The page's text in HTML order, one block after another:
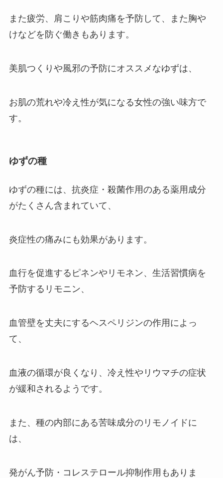
また疲労、肩こりや筋肉痛を予防して、また胸や
けなどを防ぐ働きもあります。
美肌つくりや風邪の予防にオススメなゆずは、
お肌の荒れや冷え性が気になる女性の強い味方で
す。
ゆずの種
ゆずの種には、抗炎症・殺菌作用のある薬用成分
がたくさん含まれていて、
炎症性の痛みにも効果があります。
血行を促進するピネンやリモネン、生活習慣病を
予防するリモニン、
血管壁を丈夫にするヘスペリジンの作用によっ
て、
血液の循環が良くなり、冷え性やリウマチの症状
が緩和されるようです。
また、種の内部にある苦味成分のリモノイドに
は、
発がん予防・コレステロール抑制作用もありま